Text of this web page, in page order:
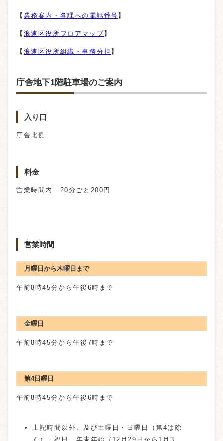
【 業務案内・各課への電話番号】
【 浪速区役所フロアマップ】
【 浪速区役所組織・事務分担 】
庁舎地下1階駐車場のご案内
入り口
庁舎北側
料金
営業時間内 20分ごと200円
営業時間
月曜日から木曜日まで
午前8時45分から午後6時まで
金曜日
午前8時45分から午後7時まで
第4日曜日
午前8時45分から午後6時まで
上記時間以外、及び土曜日・日曜日（第4は除
く）、祝日、年末年始（12月29日から1月3